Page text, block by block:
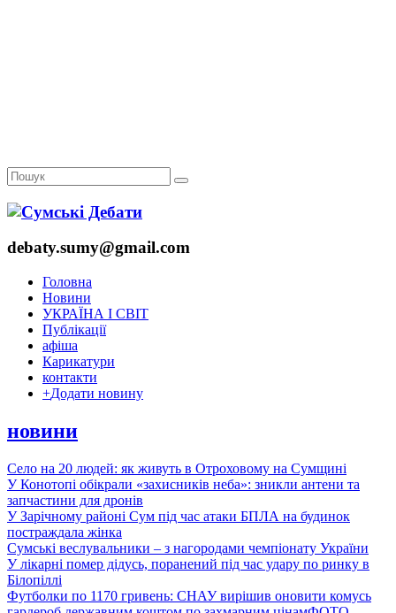
debaty.sumy@gmail.com
Головна
Новини
УКРАЇНА І СВІТ
Публікації
афіша
Карикатури
контакти
+Додати новину
новини
Село на 20 людей: як живуть в Отроховому на Сумщині
У Конотопі обікрали «захисників неба»: зникли антени та
запчастини для дронів
У Зарічному районі Сум під час атаки БПЛА на будинок
постраждала жінка
Сумські веслувальники – з нагородами чемпіонату України
У лікарні помер дідусь, поранений під час удару по ринку в
Білопіллі
Футболки по 1170 гривень: СНАУ вирішив оновити комусь